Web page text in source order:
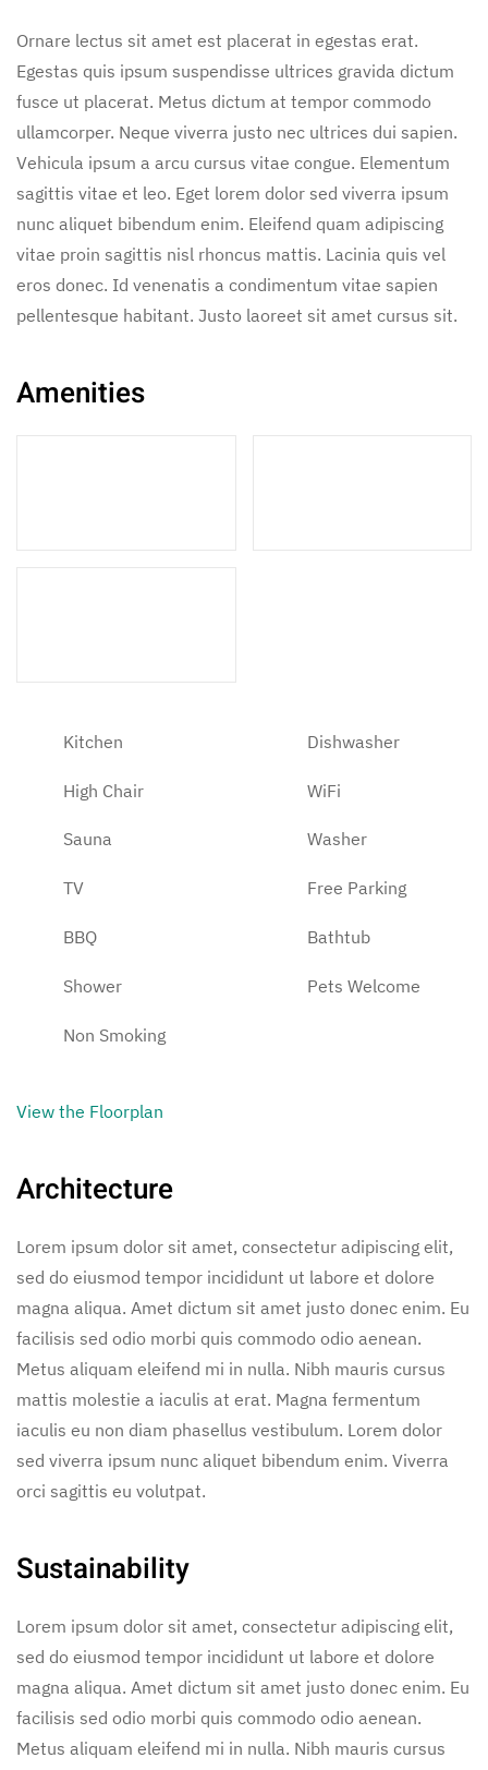
Ornare lectus sit amet est placerat in egestas erat.
Egestas quis ipsum suspendisse ultrices gravida dictum
fusce ut placerat. Metus dictum at tempor commodo
ullamcorper. Neque viverra justo nec ultrices dui sapien.
Vehicula ipsum a arcu cursus vitae congue. Elementum
sagittis vitae et leo. Eget lorem dolor sed viverra ipsum
nunc aliquet bibendum enim. Eleifend quam adipiscing
vitae proin sagittis nisl rhoncus mattis. Lacinia quis vel
eros donec. Id venenatis a condimentum vitae sapien
pellentesque habitant. Justo laoreet sit amet cursus sit.
Amenities
Kitchen Dishwasher
High Chair WiFi
Sauna Washer
TV Free Parking
BBQ Bathtub
Shower Pets Welcome
Non Smoking
View the Floorplan
Architecture
Lorem ipsum dolor sit amet, consectetur adipiscing elit,
sed do eiusmod tempor incididunt ut labore et dolore
magna aliqua. Amet dictum sit amet justo donec enim. Eu
facilisis sed odio morbi quis commodo odio aenean.
Metus aliquam eleifend mi in nulla. Nibh mauris cursus
mattis molestie a iaculis at erat. Magna fermentum
iaculis eu non diam phasellus vestibulum. Lorem dolor
sed viverra ipsum nunc aliquet bibendum enim. Viverra
orci sagittis eu volutpat.
Sustainability
Lorem ipsum dolor sit amet, consectetur adipiscing elit,
sed do eiusmod tempor incididunt ut labore et dolore
magna aliqua. Amet dictum sit amet justo donec enim. Eu
facilisis sed odio morbi quis commodo odio aenean.
Metus aliquam eleifend mi in nulla. Nibh mauris cursus